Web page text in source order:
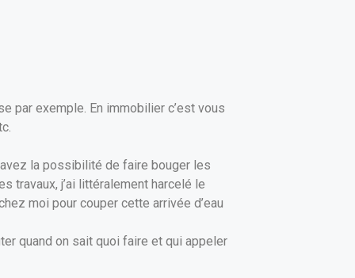
par exemple. En immobilier c’est vous
la possibilité de faire bouger les
travaux, j’ai littéralement harcelé le
moi pour couper cette arrivée d’eau
quand on sait quoi faire et qui appeler